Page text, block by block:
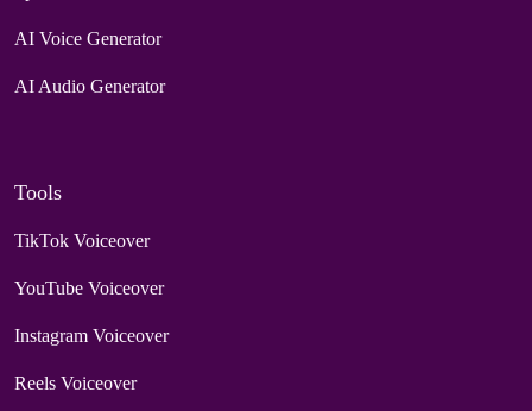
AI Voice Generator
AI Audio Generator
Tools
TikTok Voiceover
YouTube Voiceover
Instagram Voiceover
Reels Voiceover